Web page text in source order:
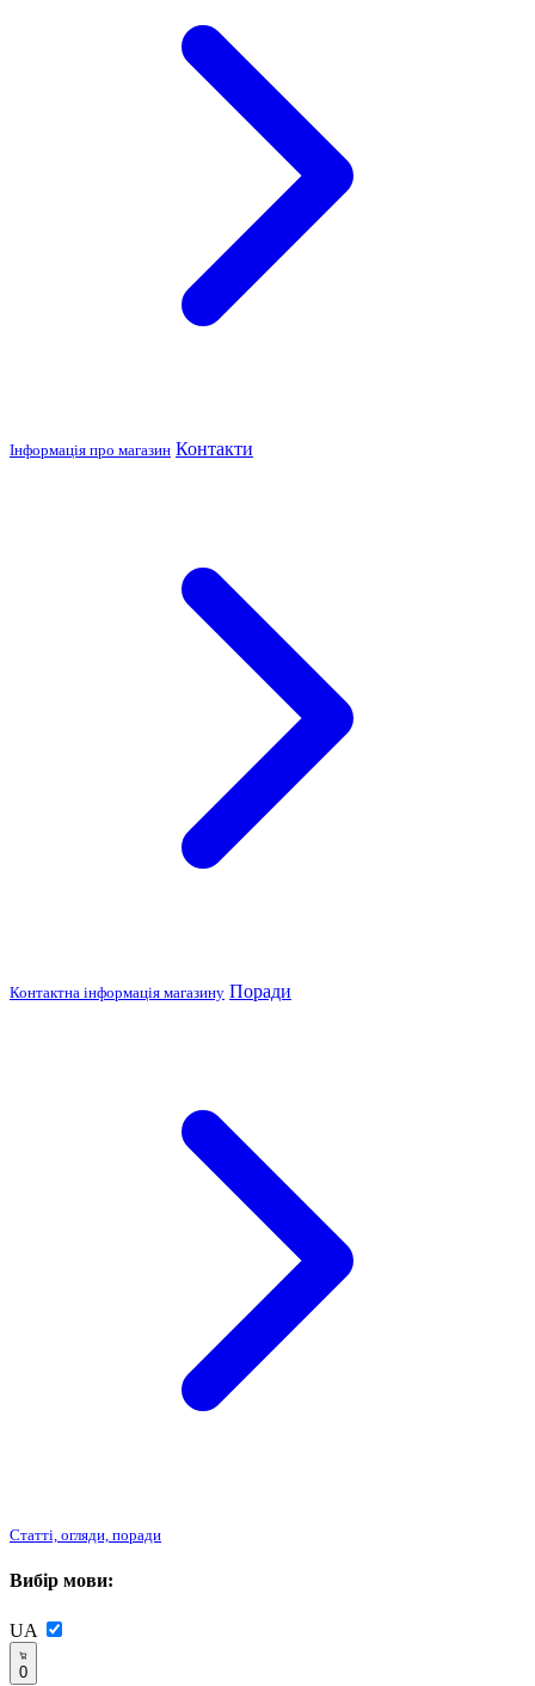
Інформація про магазин Контакти
Контактна інформація магазину Поради
Статті, огляди, поради
Вибір мови:
UA
0